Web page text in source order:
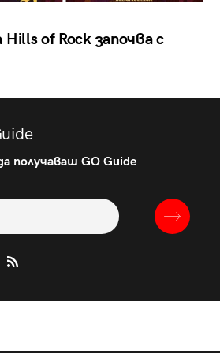
of Rock започва с
получаваш GO Guide